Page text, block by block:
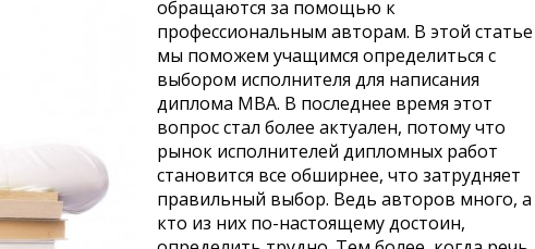
обращаются за помощью к
профессиональным авторам. В этой статье
мы поможем учащимся определиться с
выбором исполнителя для написания
диплома МВА. В последнее время этот
вопрос стал более актуален, потому что
рынок исполнителей дипломных работ
становится все обширнее, что затрудняет
правильный выбор. Ведь авторов много, а
кто из них по-настоящему достоин,